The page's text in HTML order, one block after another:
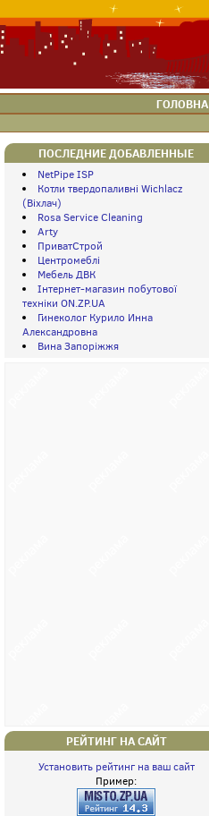
ГОЛОВНА
ПОСЛЕДНИЕ ДОБАВЛЕННЫЕ
NetPipe ISP
Котли твердопаливні Wichlacz
(Віхлач)
Rosa Service Cleaning
Arty
ПриватСтрой
Центромеблі
Мебель ДВК
Інтернет-магазин побутової
техніки ON.ZP.UA
Гинеколог Курило Инна
Александровна
Вина Запоріжжя
РЕЙТИНГ НА САЙТ
Установить рейтинг на ваш сайт
Пример: